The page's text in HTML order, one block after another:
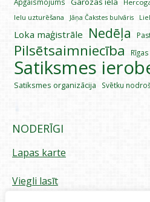
Apgaismojums
Ielu uzturēšana
Jāņa Čakstes bulvāris
Loka maģistrāle Nedēļa
Pilsētsaimniecība
Satiksmes
Satiksmes organizācija Svētku
NODERĪGI
Lapas karte
Viegli lasīt